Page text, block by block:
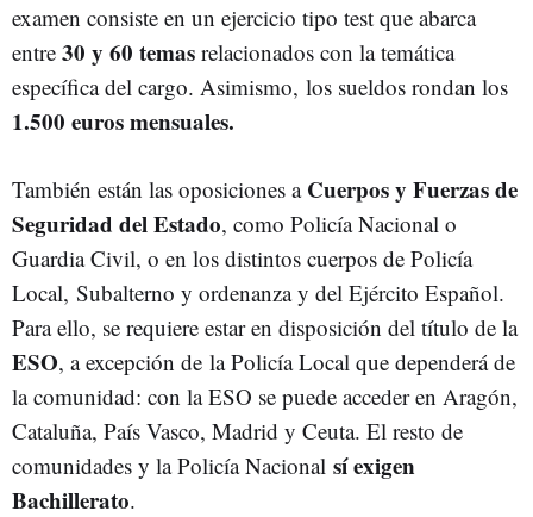
examen consiste en un ejercicio tipo test que abarca
entre 30 y 60 temas relacionados con la temática
específica del cargo. Asimismo, los sueldos rondan los
1.500 euros mensuales.
También están las oposiciones a Cuerpos y Fuerzas de
Seguridad del Estado, como Policía Nacional o
Guardia Civil, o en los distintos cuerpos de Policía
Local, Subalterno y ordenanza y del Ejército Español.
Para ello, se requiere estar en disposición del título de la
ESO, a excepción de la Policía Local que dependerá de
la comunidad: con la ESO se puede acceder en Aragón,
Cataluña, País Vasco, Madrid y Ceuta. El resto de
comunidades y la Policía Nacional sí exigen
Bachillerato.